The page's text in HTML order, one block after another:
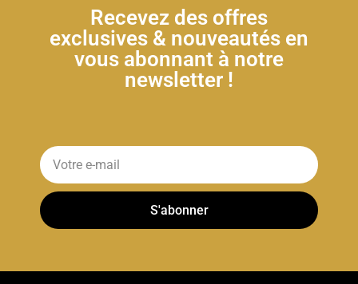
Recevez des offres
exclusives & nouveautés en
vous abonnant à notre
newsletter !
S'abonner